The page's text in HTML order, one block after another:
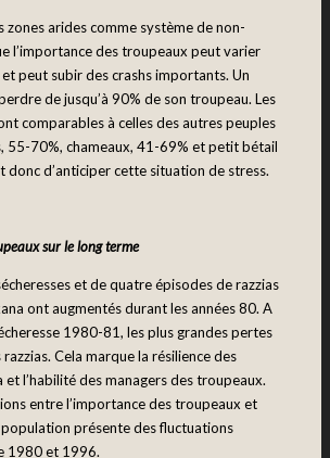
zones arides comme système de non-
l’importance des troupeaux peut varier
peut subir des crashs importants. Un
de jusqu’à 90% de son troupeau. Les
comparables à celles des autres peuples
55-70%, chameaux, 41-69% et petit bétail
donc d’anticiper cette situation de stress.
sur le long terme
et de quatre épisodes de razzias
ont augmentés durant les années 80. A
1980-81, les plus grandes pertes
Cela marque la résilience des
l’habilité des managers des troupeaux.
entre l’importance des troupeaux et
présente des fluctuations
1980 et 1996.